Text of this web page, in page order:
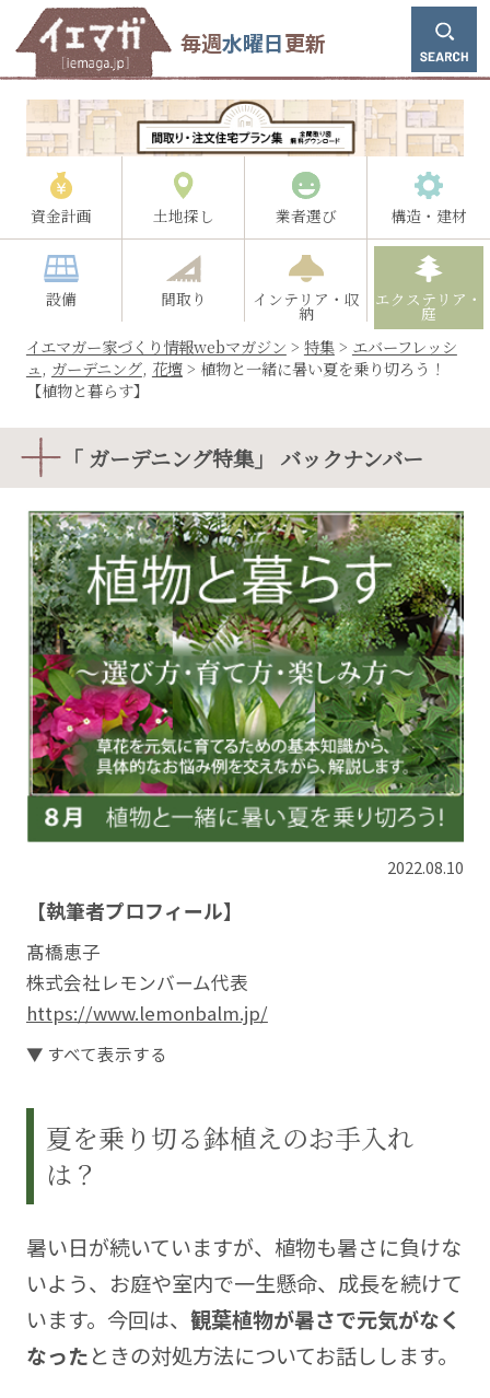
毎週水曜日更新
資金計画 土地探し 業者選び 構造・建材
設備 間取り インテリア・収
納
エクステリア・
庭
イエマガー家づくり情報webマガジン > 特集> エバーフレッシ
ュ , ガーデニング, 花壇> 植物と一緒に暑い夏を乗り切ろう！
【植物と暮らす】
「 ガーデニング特集」 バックナンバー
2022.08.10
【執筆者プロフィール】
髙橋恵子
株式会社レモンバーム代表
https://www.lemonbalm.jp/
学生時代から花屋で勤め、以来、造園・植物のある
携わる。また、園芸エッセイの執筆（毎日新聞家庭
欄 ）、ラジオ、テレビ番組等の出演多数。大阪豊中
市の〈ガーデンショップ・レモンズガーデン〉で
さまざまな植物との暮らし方、環境にあった育て方
をこの連載でご説明します。これまでに受けた植物
に関するお悩みも交えながら、ご一緒に植物の性質
についての知識を深めていきましょう。
▼ すべて表示する
夏を乗り切る鉢植えのお手入れ
は？
暑い日が続いていますが、植物も暑さに負けな
いよう、お庭や室内で一生懸命、成長を続けて
います。今回は、 観葉植物が暑さで元気がなく
なったときの対処方法についてお話しします。